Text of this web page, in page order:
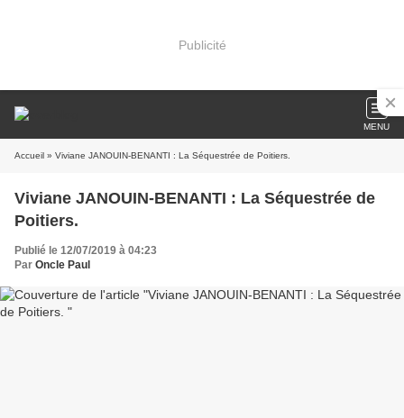
Publicité
MENU
Accueil » Viviane JANOUIN-BENANTI : La Séquestrée de Poitiers.
Viviane JANOUIN-BENANTI : La Séquestrée de
Poitiers.
Publié le 12/07/2019 à 04:23
Par Oncle Paul